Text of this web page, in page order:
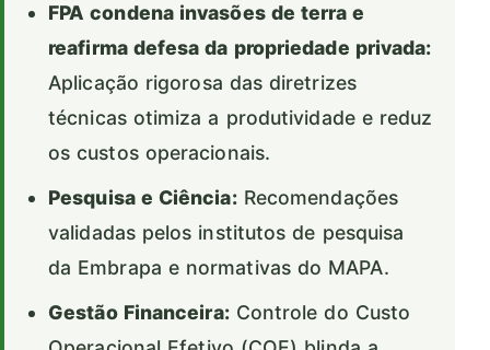
FPA condena invasões de terra e
reafirma defesa da propriedade privada:
Aplicação rigorosa das diretrizes
técnicas otimiza a produtividade e reduz
os custos operacionais.
Pesquisa e Ciência:Recomendações
validadas pelos institutos de pesquisa
da Embrapa e normativas do MAPA.
Gestão Financeira:Controle do Custo